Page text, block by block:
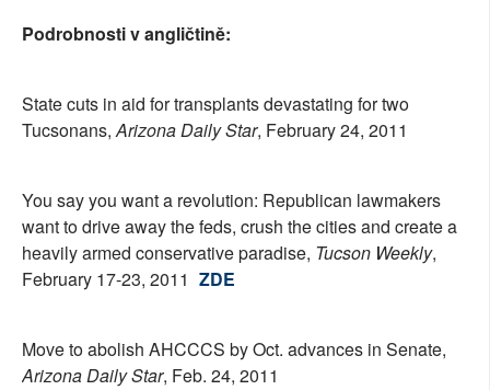
Podrobnosti v angličtině:
State cuts in aid for transplants devastating for two
Tucsonans,Arizona Daily Star, February 24, 2011
You say you want a revolution: Republican lawmakers
want to drive away the feds, crush the cities and create a
heavily armed conservative paradise, Tucson Weekly,
February 17-23, 2011 ZDE
Move to abolish AHCCCS by Oct. advances in Senate,
Arizona Daily Star, Feb. 24, 2011